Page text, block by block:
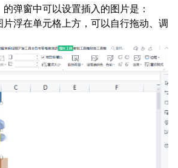
弹窗中可以设置插入的图片是：
片浮在单元格上方，可以自行拖动、调